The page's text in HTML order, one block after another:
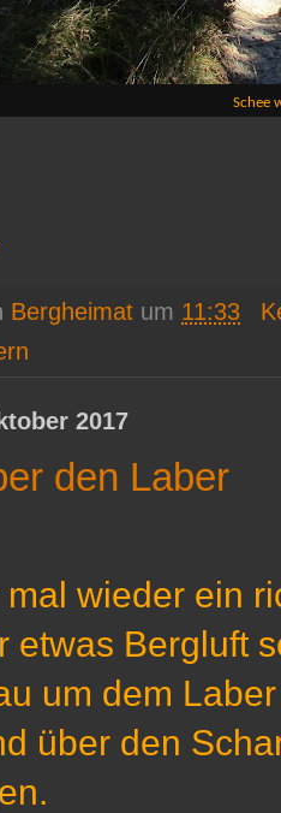
Schee
Bergheimat um 11:33
2017
den Laber
wieder ein
etwas Bergluft
um dem
über den